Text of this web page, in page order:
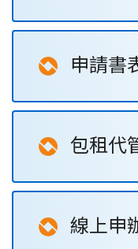
申請書
包租代
線上申